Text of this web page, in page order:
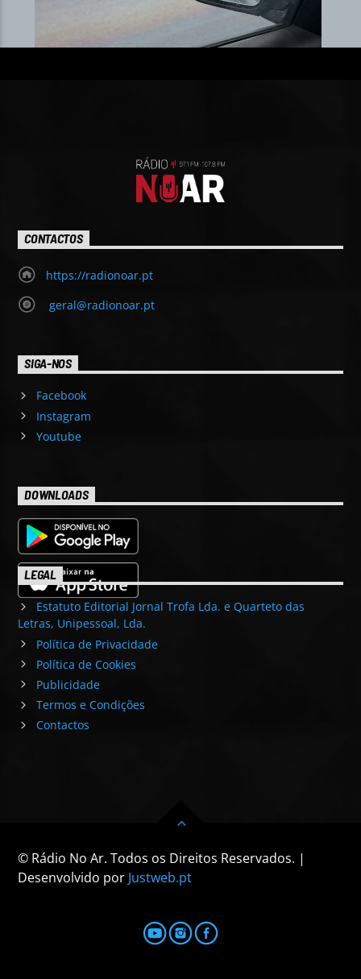
CONTACTOS
https://radionoar.pt
geral@radionoar.pt
SIGA-NOS
Facebook
Instagram
Youtube
DOWNLOADS
LEGAL
Estatuto Editorial Jornal Trofa Lda. e Quarteto das
Letras, Unipessoal, Lda.
Política de Privacidade
Política de Cookies
Publicidade
Termos e Condições
Contactos
© Rádio No Ar. Todos os Direitos Reservados. |
Desenvolvido por Justweb.pt